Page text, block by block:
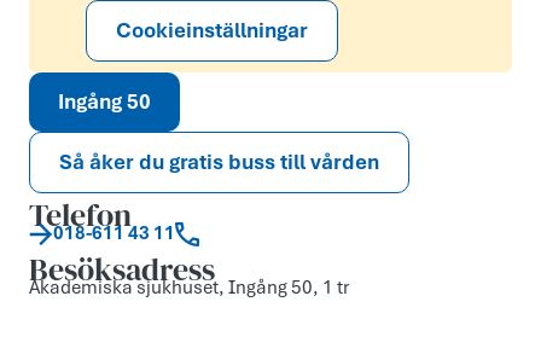
Cookieinställningar
Ingång 50
Så åker du gratis buss till vården
Telefon
018-611 43 11
Besöksadress
Akademiska sjukhuset, Ingång 50, 1 tr